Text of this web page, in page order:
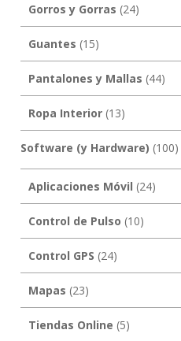
Gorros y Gorras (24)
Guantes (15)
Pantalones y Mallas (44)
Ropa Interior(13)
Software (y Hardware) (100)
Aplicaciones Móvil (24)
Control de Pulso (10)
Control GPS (24)
Mapas (23)
Tiendas Online (5)